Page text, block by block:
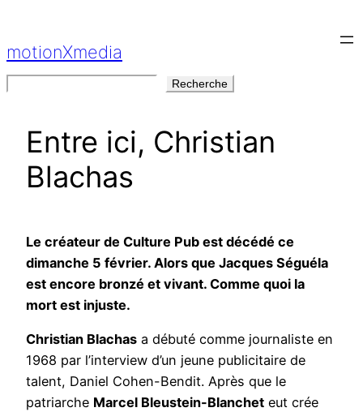
contenu
motionXmedia
Recherche
Entre ici, Christian
Blachas
Le créateur de Culture Pub est décédé ce
dimanche 5 février. Alors que Jacques Séguéla
est encore bronzé et vivant. Comme quoi la
mort est injuste.
Christian Blachas a débuté comme journaliste en
1968 par l’interview d’un jeune publicitaire de
talent, Daniel Cohen-Bendit. Après que le
patriarche Marcel Bleustein-Blanchet eut crée